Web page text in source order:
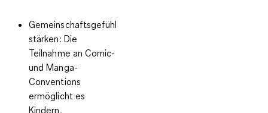
Gemeinschaftsgefühl
stärken: Die
Teilnahme an Comic-
und Manga-
Conventions
ermöglicht es
Kindern,